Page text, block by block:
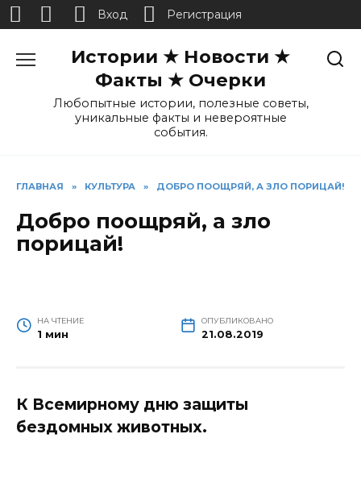
Истории ★ Новости ★
Факты ★ Очерки
Любопытные истории, полезные советы,
уникальные факты и невероятные
события.
ГЛАВНАЯ » КУЛЬТУРА » ДОБРО ПООЩРЯЙ, А ЗЛО ПОРИЦАЙ!
Добро поощряй, а зло
порицай!
НА ЧТЕНИЕ
1 мин
ОПУБЛИКОВАНО
21.08.2019
К Всемирному дню защиты
бездомных животных.
Вход Регистрация